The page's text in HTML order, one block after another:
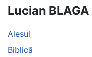
Lucian
Alesul
Biblică